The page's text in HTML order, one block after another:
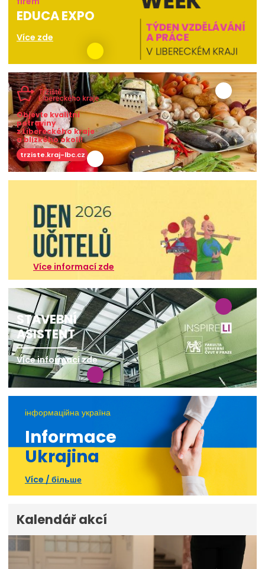
EDUCA EXPO
Více zde
Objevte kvalitní
potraviny
z Libereckého kraje
a blízkého okolí!
trziste.kraj-lbc.cz
Více informací zde
STAVEBNÍ
ASISTENT
Více informací zde
інформаційна україна
Informace
Ukrajina
Více / більше
Kalendář akcí